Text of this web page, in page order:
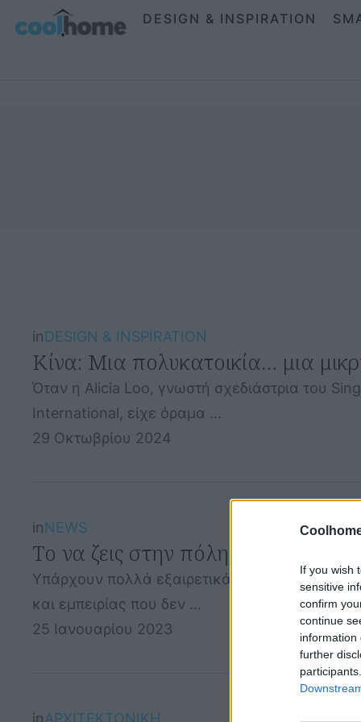
If you wish
sensitive
confirm
continue
information
further
DESIGN & INSPIRATION
inDESIGN & INSPIRATION
Κίνα: Μια πολυκατοικία… μια
Όταν η Alicia Loo, γνωστή σχεδιάστρια του
International, είχε όραμα …
29 Οκτωβρίου 2024
inNEWS
Το να ζεις στην πόλη είναι
Υπάρχουν πολλά εξαιρετικά πράγματα για τη
και εμπειρίας που δεν …
25 Ιανουαρίου 2023
inΑΡΧΙΤΕΚΤΟΝΙΚΗ